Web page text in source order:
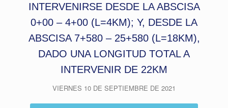
INTERVENIRSE DESDE LA ABSCISA
0+00 – 4+00 (L=4KM); Y, DESDE LA
ABSCISA 7+580 – 25+580 (L=18KM),
DADO UNA LONGITUD TOTAL A
INTERVENIR DE 22KM
VIERNES 10 DE SEPTIEMBRE DE 2021